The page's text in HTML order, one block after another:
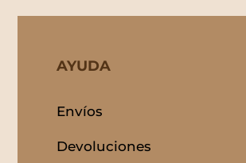
AYUDA
Envíos
Devoluciones